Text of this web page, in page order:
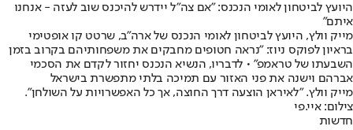
היועץ לביטחון לאומי הנכנס: "אם צה"ל יידרש להיכנס שוב לעזה - אנחנו
איתם"
מייק וולץ, היועץ לביטחון לאומי הנכנס של ארה"ב, שרטט קו אופטימי
בראיון לפוקס ניוז: "נראה חטופים מחבקים את משפחותיהם בקרוב בזמן
השבעתו של טראמפ" • לדבריו, הנשיא הנכנס יחזור לקדם את הסכמי
אברהם וישנה את פני האזור עם תמיכה בלתי מתפשרת בישראל
מייק וולץ. "לאיראן הוצעה דרך החוצה, אך כל האפשרויות על השולחן".
צילום: איי.פי
חדשות